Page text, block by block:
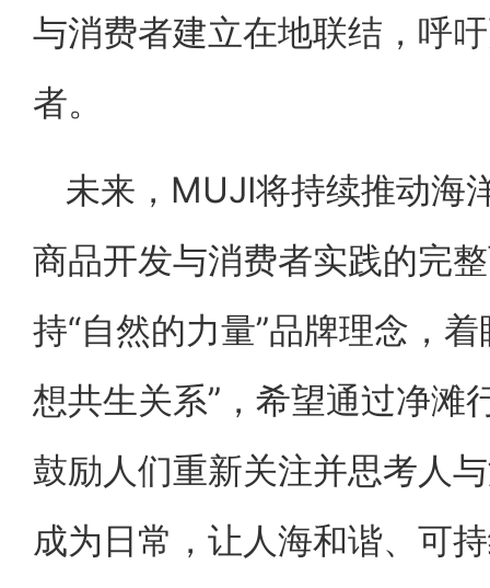
与消费者建立在地联结，呼
者。
未来，MUJI将持续推动海
商品开发与消费者实践的完
持“自然的力量”品牌理念，
想共生关系”，希望通过净滩
鼓励人们重新关注并思考人
成为日常，让人海和谐、可